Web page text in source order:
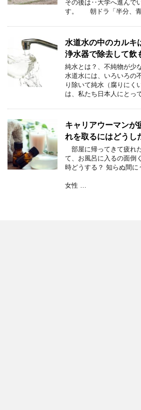
その後は‥大学へ進んで
す。 朝ドラ「半分、
水道水の中のカルキ
浄水器で除去して飲
純水とは？、不純物が少
水道水には、いろいろの
り除いて純水（腐りに
は、私たち日本人にとっ
キャリアウーマンが
れを取るにはど
部屋に帰ってきて疲れ
て、お風呂に入るの面倒
時どうする？ 知らぬ間
▲疲
女性 …